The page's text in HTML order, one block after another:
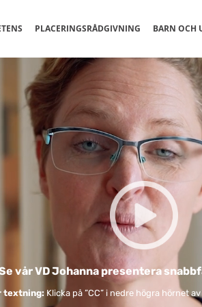
PLACERINGSRÅDGIVNING BARN OCH
vår VD Johanna presentera
textning: Klicka på ”CC” i nedre högra hörnet